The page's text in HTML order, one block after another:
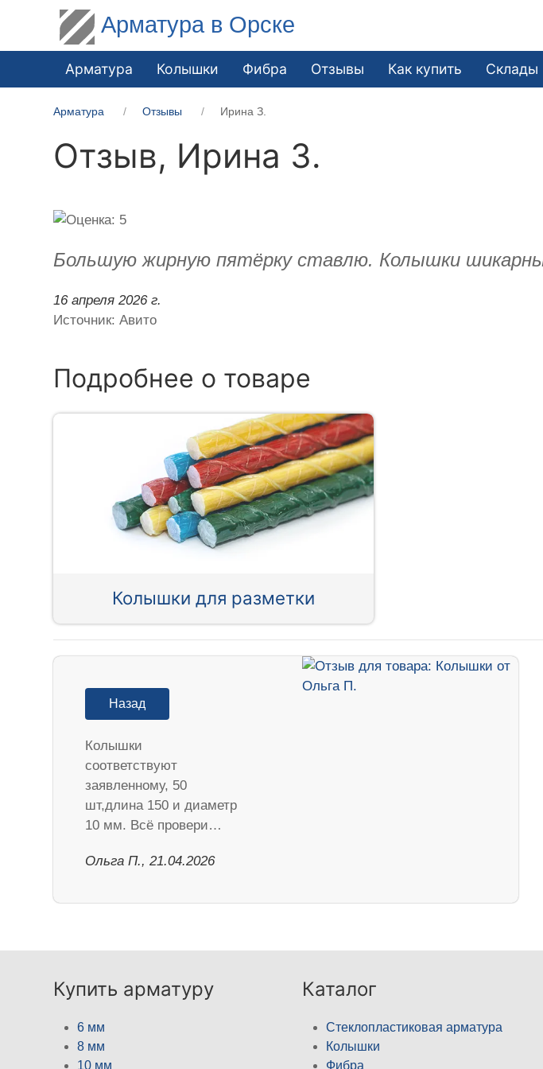
Арматура в Орске
Арматура Колышки Фибра Отзывы Как купить Склады
Арматура Отзывы Ирина З.
Отзыв, Ирина З.
Большую жирную пятёрку ставлю. Колышки
16 апреля 2026 г.
Источник: Авито
Подробнее о товаре
Колышки для разметки
Назад
Колышки
соответствуют
заявленному, 50
шт,длина 150 и диаметр
10 мм. Всё провери…
Ольга П., 21.04.2026
Купить арматуру
6 мм
8 мм
10 мм
Каталог
Стеклопластиковая арматура
Колышки
Фибра